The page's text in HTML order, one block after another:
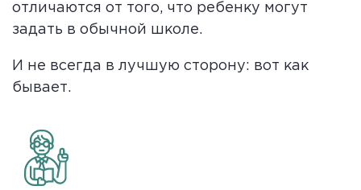
отличаются от того, что ребенку могут
задать в обычной школе.
И не всегда в лучшую сторону: вот как
бывает.